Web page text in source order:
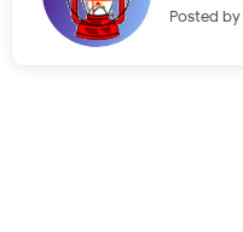
Posted by